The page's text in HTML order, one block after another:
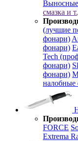
смазка и
(лучшие
фонари)
фонари)
Tech
фонари)
фонари)
налобные
FORCE
Extrema